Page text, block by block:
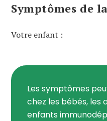
Symptômes de
Votre enfant :
Les symptômes
chez les bébés, les
enfants